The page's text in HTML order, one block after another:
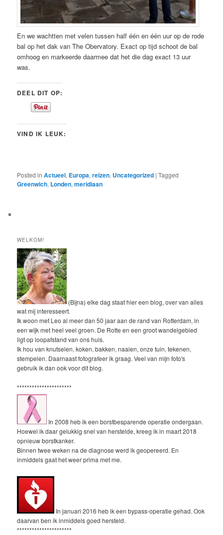
En we wachtten met velen tussen half één en één uur op de rode
bal op het dak van The Obervatory. Exact op tijd schoot de bal
omhoog en markeerde daarmee dat het die dag exact 13 uur
was.
DEEL DIT OP:
VIND IK LEUK:
Posted in Actueel, Europa,reizen, Uncategorized |Tagged
Greenwich, Londen,meridiaan
WELKOM!
(Bijna) elke dag staat hier een blog, over van alles
wat mij interesseert.
Ik woon met Leo al meer dan 50 jaar aan de rand van Rotterdam, in
een wijk met heel veel groen. De Rotte en een groot wandelgebied
ligt op loopafstand van ons huis.
Ik hou van knutselen, koken, bakken, naaien, onze tuin, tekenen,
stempelen. Daarnaast fotografeer ik graag. Veel van mijn foto's
gebruik ik dan ook voor dit blog.
**********************
In 2008 heb ik een borstbesparende operatie ondergaan.
Hoewel ik daar gelukkig snel van herstelde, kreeg ik in maart 2018
opnieuw borstkanker.
Binnen twee weken na de diagnose werd ik geopereerd. En
inmiddels gaat het weer prima met me.
In januari 2016 heb ik een bypass-operatie gehad. Ook
daarvan ben ik inmiddels goed hersteld.
**********************